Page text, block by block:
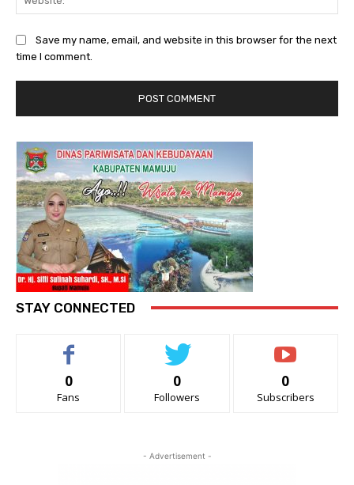
Save my name, email, and website in this browser for the next
time I comment.
STAY CONNECTED
0
Fans
0
Followers
0
Subscribers
- Advertisement -